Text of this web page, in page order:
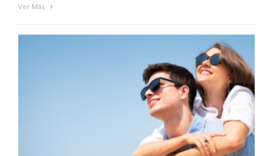
ocular solar o la visión infantil, entre otras, entra en escena
Ver Más